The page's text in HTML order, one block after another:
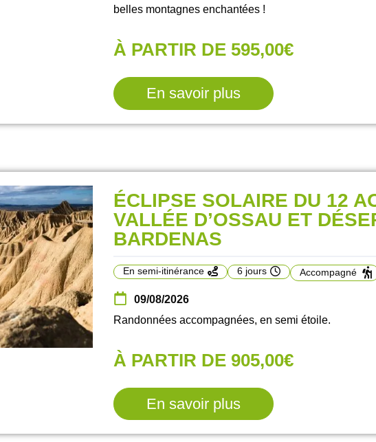
belles montagnes enchantées !
À PARTIR DE 595,00€
En savoir plus
ÉCLIPSE SOLAIRE DU 12
VALLÉE D’OSSAU ET
BARDENAS
En semi-itinérance 6 jours Accompagné
09/08/2026
Randonnées accompagnées, en semi étoile.
À PARTIR DE 905,00€
En savoir plus